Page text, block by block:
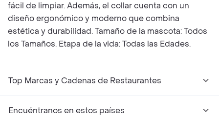
fácil de limpiar. Además, el collar cuenta con un
diseño ergonómico y moderno que combina
estética y durabilidad. Tamaño de la mascota: Todos
los Tamaños. Etapa de la vida: Todas las Edades.
Top Marcas y Cadenas de Restaurantes
Encuéntranos en estos países